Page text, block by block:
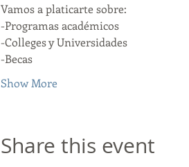
Vamos a platicarte sobre:
-Programas académicos
-Colleges y Universidades
-Becas
Show More
Share this event